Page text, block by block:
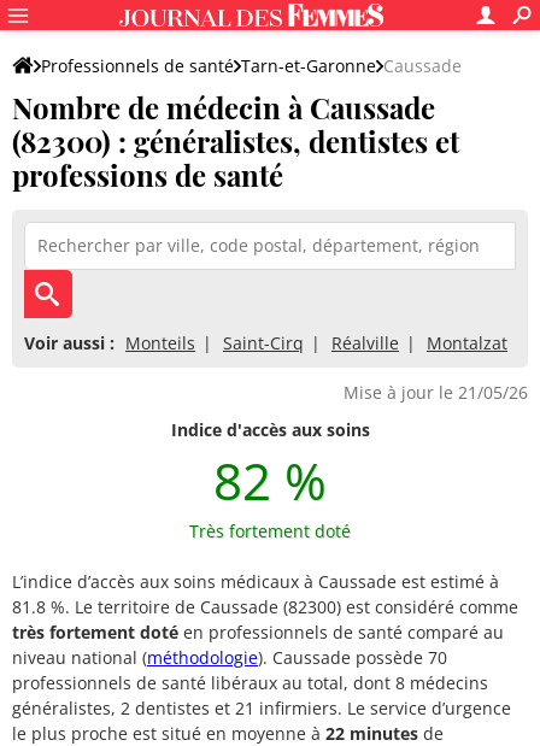
Professionnels de santé Tarn-et-Garonne Caussade
Nombre de médecin à Caussade
(82300) : généralistes, dentistes et
professions de santé
Voir aussi : Monteils Saint-Cirq Réalville Montalzat
Mise à jour le 21/05/26
Indice d'accès aux soins
82 %
Très fortement doté
L’indice d’accès aux soins médicaux à Caussade est estimé à
81.8 %. Le territoire de Caussade (82300) est considéré comme
très fortement doté en professionnels de santé comparé au
niveau national (méthodologie). Caussade possède 70
professionnels de santé libéraux au total, dont 8 médecins
généralistes, 2 dentistes et 21 infirmiers. Le service d’urgence
le plus proche est situé en moyenne à 22 minutes de